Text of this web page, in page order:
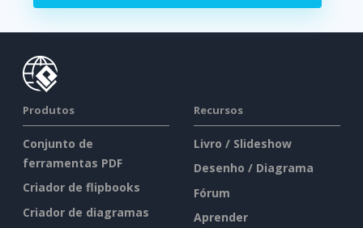
Produtos
Conjunto de
ferramentas PDF
Criador de flipbooks
Criador de diagramas
Recursos
Livro / Slideshow
Desenho / Diagrama
Fórum
Aprender